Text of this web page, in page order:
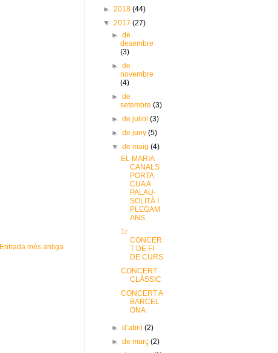
Entrada més antiga
► 2018 (44)
▼ 2017 (27)
►de
desembre
(3)
►de
novembre
(4)
►de
setembre(3)
►de juliol(3)
►de juny(5)
▼de maig(4)
EL MARIA
CANALS
PORTA
CUA A
PALAU-
SOLITÀ I
PLEGAM
ANS
1r
CONCER
T DE FI
DE CURS
CONCERT
CLÀSSIC
CONCERT A
BARCEL
ONA
►d’abril(2)
►de març(2)